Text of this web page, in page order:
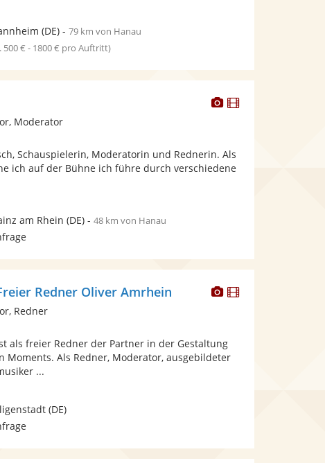
(DE)- 79 km von Hanau
500 € - 1800 € pro Auftritt)
Dieser
Fotos
bereit.
Dieser
Moderator
Schauspielerin, Moderatorin und Rednerin. Als
ich auf der Bühne ich führe durch verschiedene
am Rhein (DE)- 48 km von Hanau
Dieser
bereit.
Dieser
Redner Oliver Amrhein
Redner
als freier Redner der Partner in der Gestaltung
Moments. Als Redner, Moderator, ausgebildeter
...
(DE)